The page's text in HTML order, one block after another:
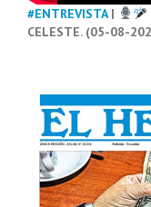
#ENTREVISTA|
CELESTE. (05-08-